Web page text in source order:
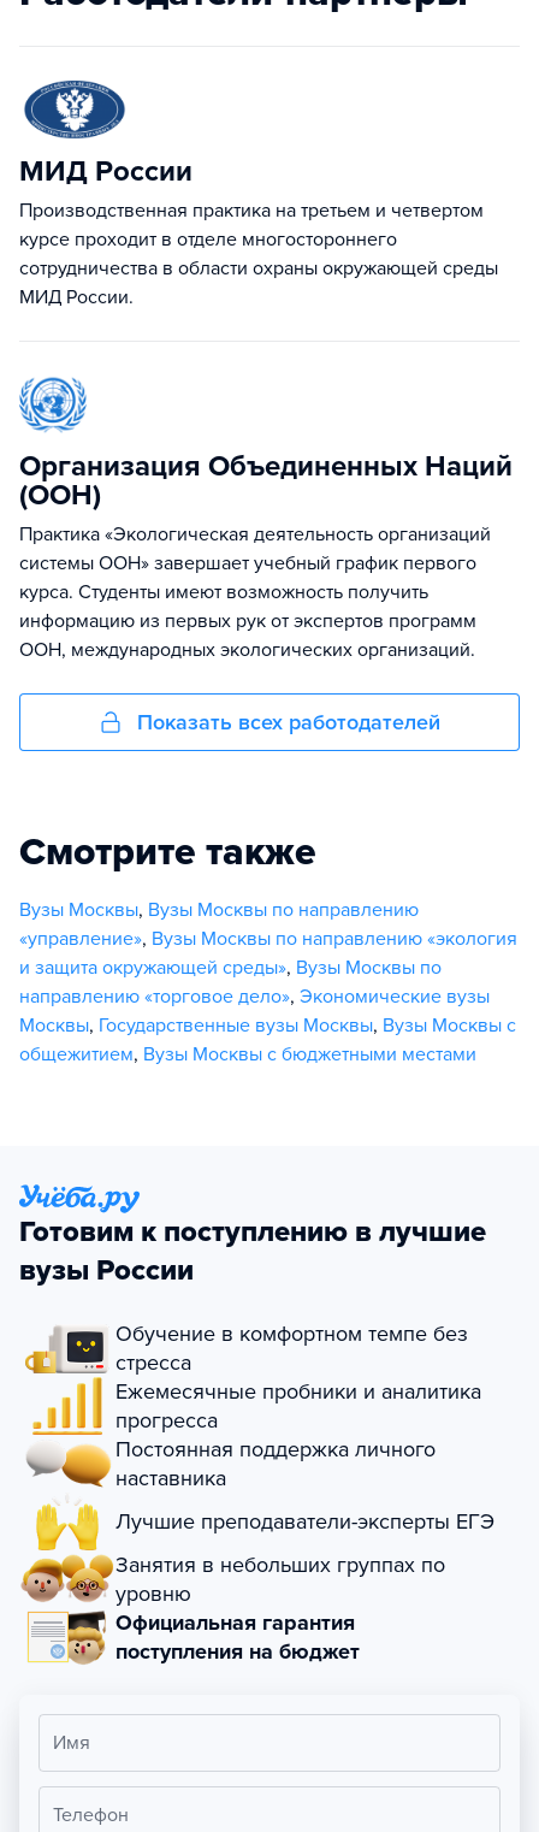
МИД России
Производственная практика на третьем и четвертом
курсе проходит в отделе многостороннего
сотрудничества в области охраны окружающей среды
МИД России.
Организация Объединенных Наций
(ООН)
Практика «Экологическая деятельность организаций
системы ООН» завершает учебный график первого
курса. Студенты имеют возможность получить
информацию из первых рук от экспертов программ
ООН, международных экологических организаций.
Показать всех работодателей
Смотрите также
Вузы Москвы, Вузы Москвы по направлению
«управление», Вузы Москвы по направлению «экология
и защита окружающей среды», Вузы Москвы по
направлению «торговое дело», Экономические вузы
Москвы, Государственные вузы Москвы, Вузы Москвы с
общежитием, Вузы Москвы с бюджетными местами
Готовим к поступлению в лучшие
вузы России
Обучение в комфортном темпе без
стресса
Ежемесячные пробники и аналитика
прогресса
Постоянная поддержка личного
наставника
Лучшие преподаватели-эксперты ЕГЭ
Занятия в небольших группах по
уровню
Официальная гарантия
поступления на бюджет
Имя
Телефон